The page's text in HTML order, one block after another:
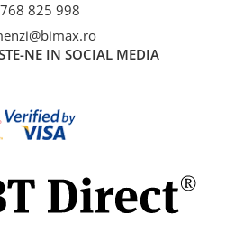
825 998
NE IN SOCIAL MEDIA